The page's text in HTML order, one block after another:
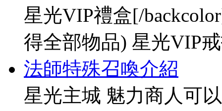
星光VIP禮盒[/
得全部物品) 星光VIP
法師特殊召喚介紹
星光主城 魅力商人可